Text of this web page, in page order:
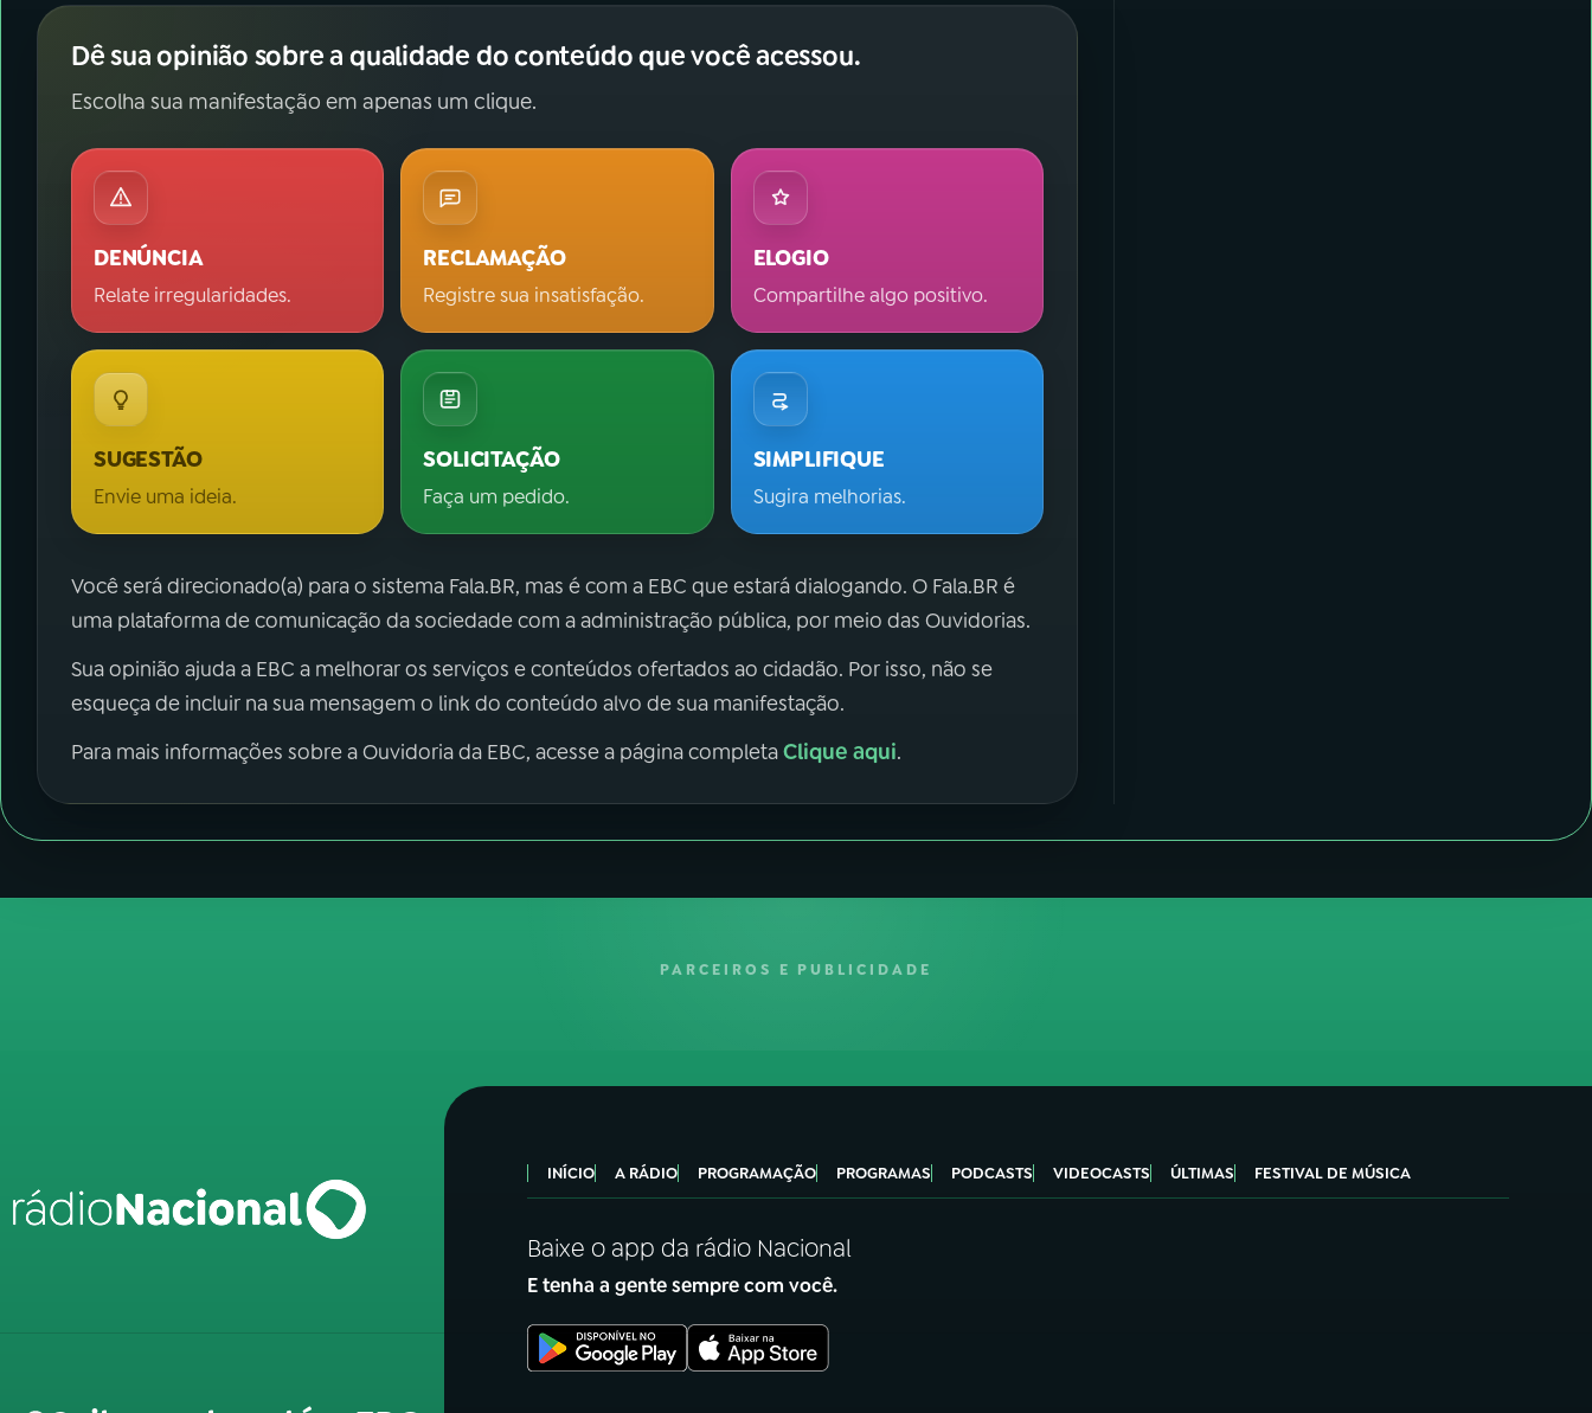
Dê sua opinião sobre a qualidade do conteúdo que você acessou.
Escolha sua manifestação em apenas um clique.
DENÚNCIA
Relate irregularidades.
RECLAMAÇÃO
Registre sua insatisfação.
ELOGIO
Compartilhe algo positivo.
SUGESTÃO
Envie uma ideia.
SOLICITAÇÃO
Faça um pedido.
SIMPLIFIQUE
Sugira melhorias.
Você será direcionado(a) para o sistema Fala.BR, mas é com a EBC que estará dialogando. O Fala.BR é
uma plataforma de comunicação da sociedade com a administração pública, por meio das Ouvidorias.
Sua opinião ajuda a EBC a melhorar os serviços e conteúdos ofertados ao cidadão. Por isso, não se
esqueça de incluir na sua mensagem o link do conteúdo alvo de sua manifestação.
Para mais informações sobre a Ouvidoria da EBC, acesse a página completaClique aqui.
PARCEIROS E PUBLICIDADE
INÍCIO A RÁDIO PROGRAMAÇÃO PROGRAMAS PODCASTS VIDEOCASTS ÚLTIMAS FESTIVAL DE MÚSICA
Baixe o app da rádio Nacional
E tenha a gente sempre com você.